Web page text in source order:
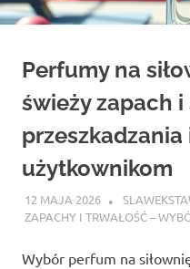
Perfumy na
świeży zapach
przeszkadzania
użytkownikom
12 MAJA 2026
ZAPACHY I TRWAŁOŚĆ –
Wybór perfum na